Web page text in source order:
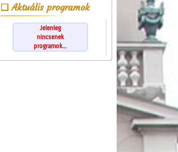
Aktuális programok
Jelenleg
nincsenek
programok...